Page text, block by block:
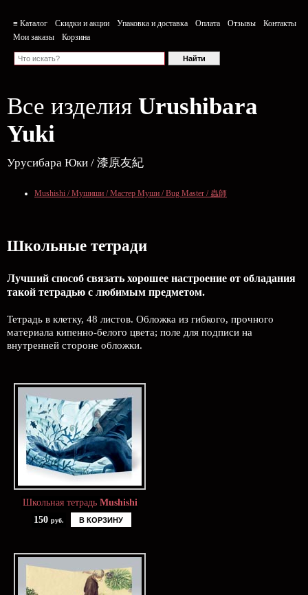
≡ Каталог Скидки и акции Упаковка и доставка Оплата Отзывы
Контакты
Мои заказы
Корзина
Все изделия Urushibara
Yuki
Урусибара Юки / 漆原友紀
Mushishi / Мушиши / Мастер Муши / Bug Master / 蟲師
Школьные тетради
Лучший способ связать хорошее настроение от обладания
такой тетрадью c любимым предметом.
Тетрадь в клетку, 48 листов. Обложка из гибкого, прочного
материала кипенно-белого цвета; поле для подписи на
внутренней стороне обложки.
Школьная тетрадь Mushishi
150 руб. В КОРЗИНУ